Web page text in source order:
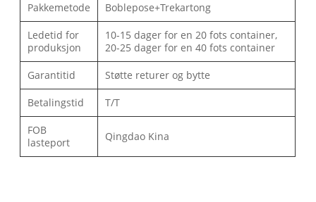
Pakkemetode Boblepose+Trekartong
Ledetid for
produksjon
10-15 dager for en 20 fots container,
20-25 dager for en 40 fots container
Garantitid Støtte returer og bytte
Betalingstid T/T
FOB
lasteport
Qingdao Kina